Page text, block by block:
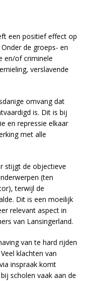
een positief effect op
de groeps- en
en/of criminele
verslavende
omvang dat
is. Dit is bij
en repressie elkaar
met alle
stijgt de objectieve
(ten
terwijl de
Dit is een moeilijk
relevant aspect in
van Lansingerland.
van te hard rijden
klachten van
inspraak komt
scholen vaak aan de